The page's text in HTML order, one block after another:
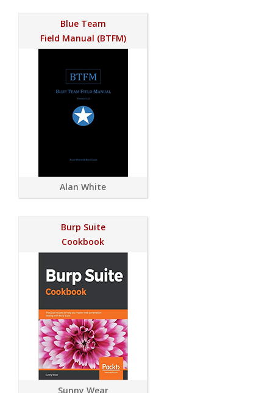
Blue Team
Field Manual (BTFM)
Alan White
Burp Suite
Cookbook
Sunny Wear